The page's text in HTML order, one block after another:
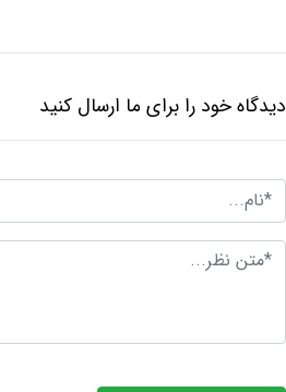
دیدگاه خود را برای ما ارسال کنید